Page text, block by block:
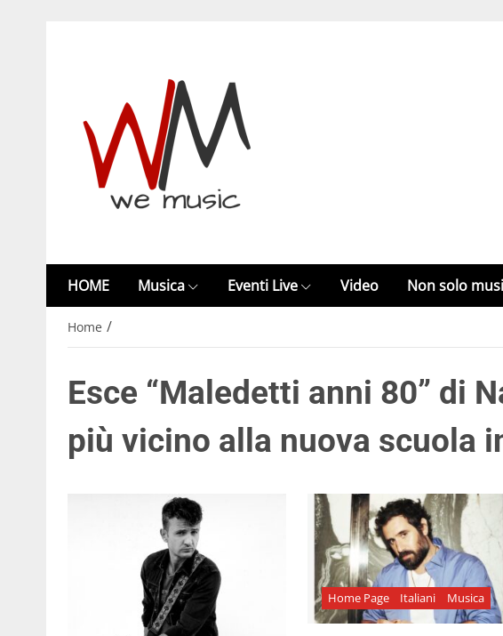
HOME Musica Eventi Live Video Non solo
Home /
Esce “Maledetti anni 80” di
più vicino alla nuova scuola
Home Page Italiani Musica